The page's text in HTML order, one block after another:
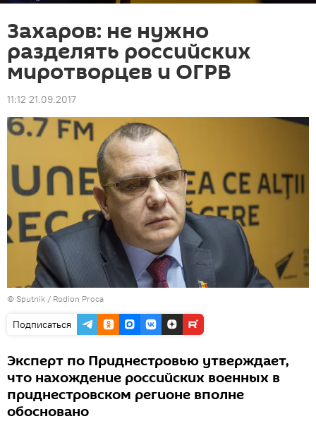
Захаров: не нужно
разделять российских
миротворцев и ОГРВ
11:12 21.09.2017
© Sputnik / Rodion Proca
Подписаться
Эксперт по Приднестровью утверждает,
что нахождение российских военных в
приднестровском регионе вполне
обосновано